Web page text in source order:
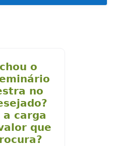
o
no
a carga
que